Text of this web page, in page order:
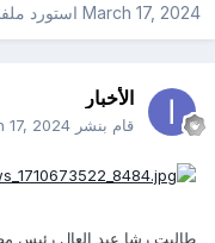
March 17, 2024استورد
الأخبار
قام بنشر 17, 2024
طالبت رشا عبد العال رئيس